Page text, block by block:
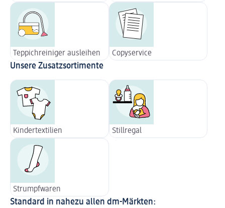
Teppichreiniger ausleihen Copyservice
Unsere Zusatzsortimente
Kindertextilien Stillregal
Strumpfwaren
Standard in nahezu allen dm-Märkten: